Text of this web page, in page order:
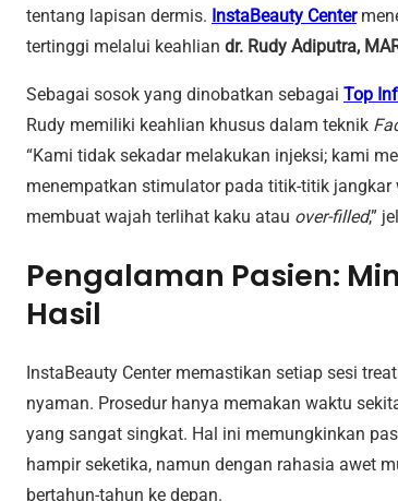
tentang lapisan dermis. InstaBeauty Center
tertinggi melalui keahlian dr. Rudy Adiputra,
Sebagai sosok yang dinobatkan sebagai Top
Rudy memiliki keahlian khusus dalam teknik
“Kami tidak sekadar melakukan injeksi; kami
menempatkan stimulator pada titik-titik
membuat wajah terlihat kaku atau over-filled,”
Pengalaman Pasien:
Hasil
InstaBeauty Center memastikan setiap sesi
nyaman. Prosedur hanya memakan waktu
yang sangat singkat. Hal ini memungkinkan
hampir seketika, namun dengan rahasia awet
bertahun-tahun ke depan.